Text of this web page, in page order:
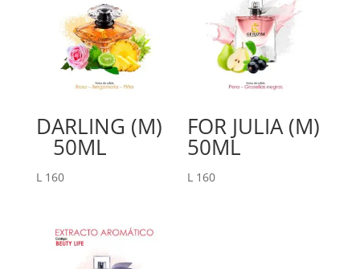
DARLING (M)
50ML
L160
FOR JULIA (M)
50ML
L160